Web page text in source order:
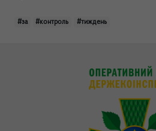
#за #контроль #тиждень